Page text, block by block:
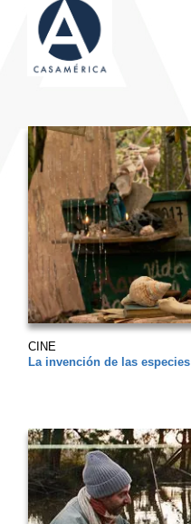
CINE
La invención de las especies